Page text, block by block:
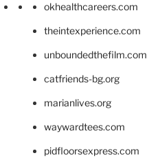
okhealthcareers.com
theintexperience.com
unboundedthefilm.com
catfriends-bg.org
marianlives.org
waywardtees.com
pidfloorsexpress.com